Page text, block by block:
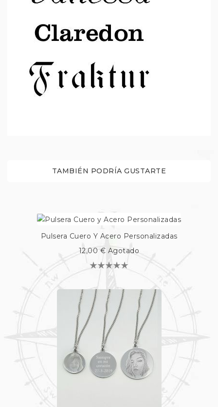
TAMBIÉN PODRÍA GUSTARTE
Pulsera Cuero Y Acero Personalizadas
12,00 € Agotado